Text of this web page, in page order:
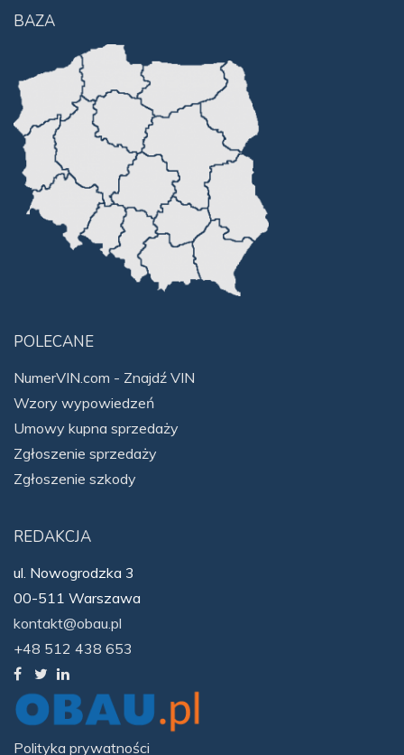
BAZA
POLECANE
NumerVIN.com - Znajdź VIN
Wzory wypowiedzeń
Umowy kupna sprzedaży
Zgłoszenie sprzedaży
Zgłoszenie szkody
REDAKCJA
ul. Nowogrodzka 3
00-511 Warszawa
kontakt@obau.pl
+48 512 438 653
Polityka prywatności